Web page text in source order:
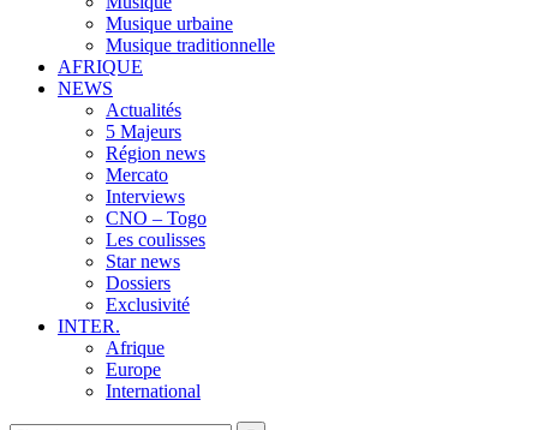
Musique urbaine
Musique traditionnelle
AFRIQUE
NEWS
Actualités
5 Majeurs
Région news
Mercato
Interviews
CNO – Togo
Les coulisses
Star news
Dossiers
Exclusivité
INTER.
Afrique
Europe
International